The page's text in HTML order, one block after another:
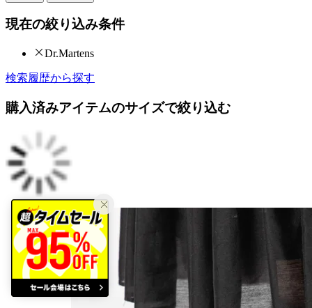
現在の絞り込み条件
Dr.Martens
検索履歴から探す
購入済みアイテムのサイズで絞り込む